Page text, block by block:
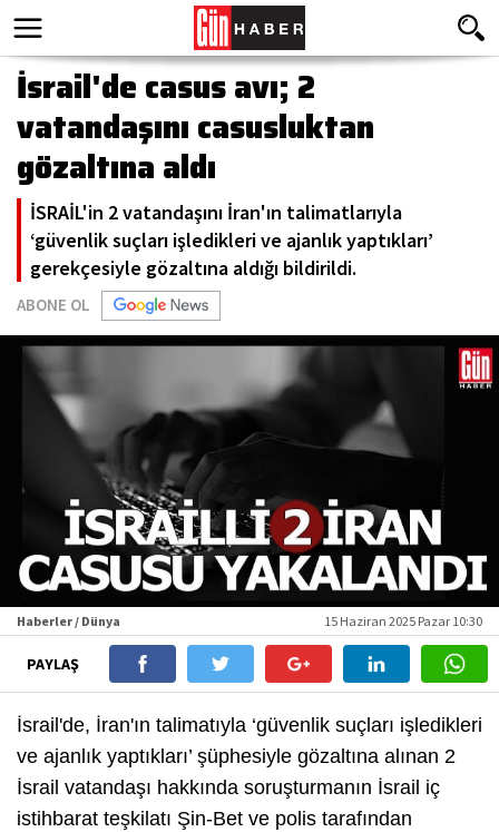
İsrail'de casus avı; 2
vatandaşını casusluktan
gözaltına aldı
İSRAİL'in 2 vatandaşını İran'ın talimatlarıyla
‘güvenlik suçları işledikleri ve ajanlık yaptıkları’
gerekçesiyle gözaltına aldığı bildirildi.
ABONE OL
Haberler / Dünya 15 Haziran 2025 Pazar 10:30
PAYLAŞ
İsrail'de, İran'ın talimatıyla ‘güvenlik suçları işledikleri
ve ajanlık yaptıkları’ şüphesiyle gözaltına alınan 2
İsrail vatandaşı hakkında soruşturmanın İsrail iç
istihbarat teşkilatı Şin-Bet ve polis tarafından